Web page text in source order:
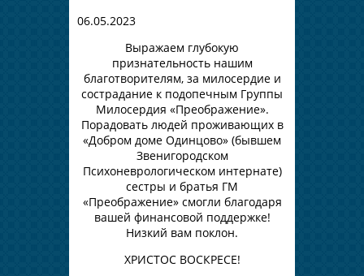
06.05.2023
Выражаем глубокую
признательность нашим
благотворителям, за милосердие и
сострадание к подопечным Группы
Милосердия «Преображение».
Порадовать людей проживающих в
«Добром доме Одинцово» (бывшем
Звенигородском
Психоневрологическом интернате)
сестры и братья ГМ
«Преображение» смогли благодаря
вашей финансовой поддержке!
Низкий вам поклон.
ХРИСТОС ВОСКРЕСЕ!